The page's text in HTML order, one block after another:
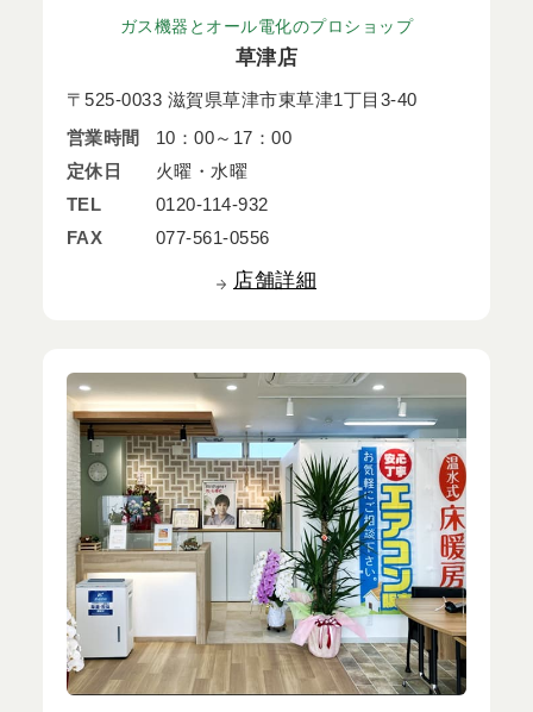
ガス機器とオール電化のプロショップ
草津店
〒525-0033 滋賀県草津市東草津1丁目3-40
営業時間
10：00～17：00
定休日
火曜・水曜
TEL
0120-114-932
FAX
077-561-0556
店舗詳細